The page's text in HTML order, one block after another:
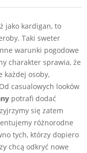
jako kardigan, to
Taki sweter
warunki pogodowe
charakter sprawia, że
każdej osoby,
casualowych looków
potrafi dodać
się zatem
różnorodne
tych, którzy dopiero
chcą odkryć nowe